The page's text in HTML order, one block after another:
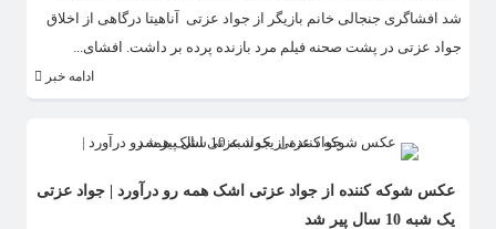
شد افشاگری جنجالی خانم بازیگر از جواد عزتی آناهیتا درگاهی از اخلاق
جواد عزتی در پشت صحنه فیلم مرد بازنده پرده بر داشت. افشای...
ادامه خبر
عکس شوکه کننده از جواد عزتی اشک همه رو درآورد | جواد عزتی
یک شبه 10 سال پیر شد